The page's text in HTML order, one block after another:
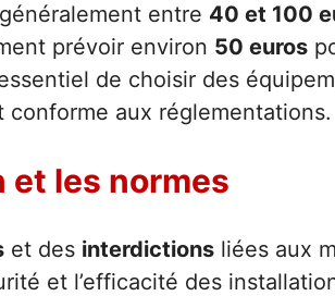
entre 40 et 100
prévoir environ 50 euros
de choisir des
conforme aux réglementations.
et les normes
et des interdictions liées aux
et l’efficacité des